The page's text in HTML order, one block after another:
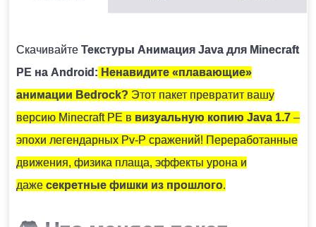
Скачивайте Текстуры Анимация Java для Minecraft
PE на Android: Ненавидите «плавающие»
анимации Bedrock? Этот пакет превратит вашу
версию Minecraft PE в визуальную копию Java 1.7–
эпохи легендарных Pv-P сражений! Переработанные
движения, физика плаща, эффекты урона и
даже секретные фишки из прошлого.
Нужно скачать установочный файл и запустить его на
ВОЗМОЖНО ЛИ ИСПОЛЬЗОВАНИЕ НЕСКОЛЬКИХ ТЕКСТУР
ОДНОВРЕМЕННО?
Крайне не рекомендуется устанавливать несколько